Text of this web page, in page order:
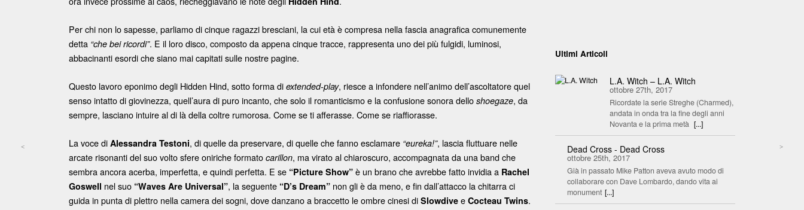
Post navigation
< >
Per chi non lo sapesse, parliamo di cinque ragazzi bresciani, la cui età è compresa nella fascia anagrafica comunemente
detta “che bei ricordi”. E il loro disco, composto da appena cinque tracce, rappresenta uno dei più fulgidi, luminosi,
abbacinanti esordi che siano mai capitati sulle nostre pagine.
Questo lavoro eponimo degli Hidden Hind, sotto forma di extended-play, riesce a infondere nell’animo dell’ascoltatore quel
senso intatto di giovinezza, quell’aura di puro incanto, che solo il romanticismo e la confusione sonora dello shoegaze, da
sempre, lasciano intuire al di là della coltre rumorosa. Come se ti afferasse. Come se riaffiorasse.
La voce di Alessandra Testoni, di quelle da preservare, di quelle che fanno esclamare “eureka!”, lascia fluttuare nelle
arcate risonanti del suo volto sfere oniriche formato carillon, ma virato al chiaroscuro, accompagnata da una band che
sembra ancora acerba, imperfetta, e quindi perfetta. E se “Picture Show” è un brano che avrebbe fatto invidia a Rachel
Goswell nel suo “Waves Are Universal”, la seguente “D’s Dream” non gli è da meno, e fin dall’attacco la chitarra ci
guida in punta di plettro nella camera dei sogni, dove danzano a braccetto le ombre cinesi di Slowdive e Cocteau Twins.
Ultimi Articoli
L.A. Witch – L.A. Witch
ottobre 27th, 2017
Ricordate la serie Streghe (Charmed),
andata in onda tra la fine degli anni
Novanta e la prima metà [...]
Dead Cross - Dead Cross
ottobre 25th, 2017
Già in passato Mike Patton aveva avuto modo di
collaborare con Dave Lombardo, dando vita ai
monument [...]